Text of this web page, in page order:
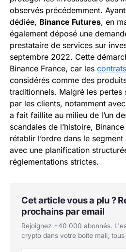
observés précédemment.
dédiée, Binance Futures, en
également déposé une
prestataire de services sur
septembre 2022. Cette
Binance France, car les
considérés comme des
traditionnels. Malgré les pertes
par les clients, notamment
a fait faillite au milieu de l’un
scandales de l’histoire,
rétablir l’ordre dans le
avec une planification
réglementations strictes.
Cet article vous a plu ?
prochains par email
Rejoignez +40 000 abonnés.
crypto dans votre boîte mail, tous